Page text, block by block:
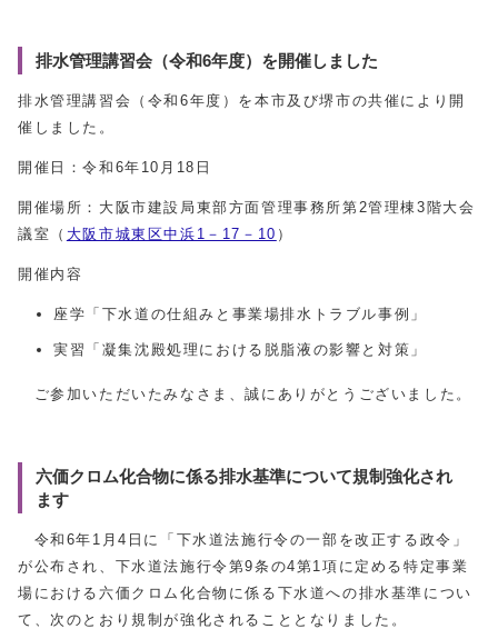
排⽔管理講習会（令和6年度）を開催しました
排水管理講習会（令和6年度）を本市及び堺市の共催により開
催しました。
開催日：令和6年10月18日
開催場所：大阪市建設局東部方面管理事務所第2管理棟3階大会
議室（ 大阪市城東区中浜1－17－10 ）
開催内容
座学「下水道の仕組みと事業場排水トラブル事例」
実習「凝集沈殿処理における脱脂液の影響と対策」
ご参加いただいたみなさま、誠にありがとうございました。
六価クロム化合物に係る排水基準について規制強化され
ます
令和6年1月4日に「下水道法施行令の一部を改正する政令」
が公布され、下水道法施行令第9条の4第1項に定める特定事業
場における六価クロム化合物に係る下水道への排水基準につい
て、次のとおり規制が強化されることとなりました。